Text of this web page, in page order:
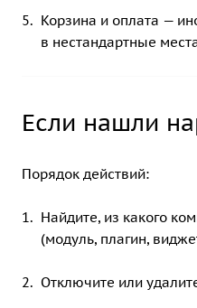
Корзина и оплата —
в нестандартные
Если нашли
Порядок действий:
Найдите, из какого
(модуль, плагин,
Отключите или